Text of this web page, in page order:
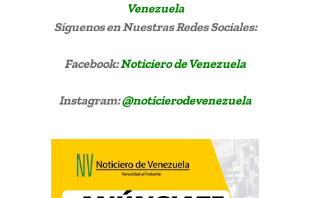
Venezuela
Síguenosen Nuestras Redes Sociales:
Facebook:Noticiero de Venezuela
Instagram:@noticierodevenezuela